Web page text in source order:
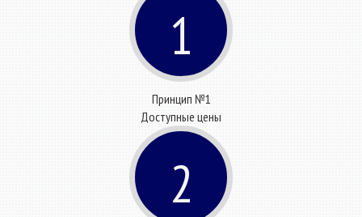
1
Принцип №1
Доступные цены
2